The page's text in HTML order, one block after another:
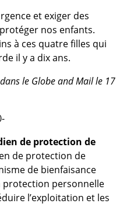
et exiger des
nos enfants.
à ces quatre filles qui
il y a dix ans.
le Globe and Mail le 17
de protection de
de protection de
de bienfaisance
protection personnelle
l’exploitation et les